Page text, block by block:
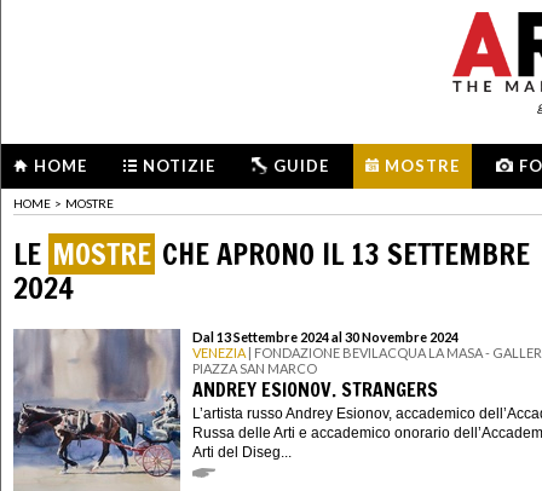
HOME NOTIZIE GUIDE MOSTRE
HOME > MOSTRE
LE MOSTRE CHE APRONO IL 13 SETTEMBRE
2024
Dal 13 Settembre 2024 al 30 Novembre 2024
VENEZIA | FONDAZIONE BEVILACQUA LA MASA -
PIAZZA SAN MARCO
ANDREY ESIONOV. STRANGERS
L’artista russo Andrey Esionov, accademico
Russa delle Arti e accademico onorario
Arti del Diseg...